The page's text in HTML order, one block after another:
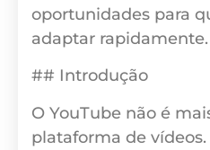
oportunidades para
adaptar rapidamente.
## Introdução
O YouTube não é
plataforma de vídeos.